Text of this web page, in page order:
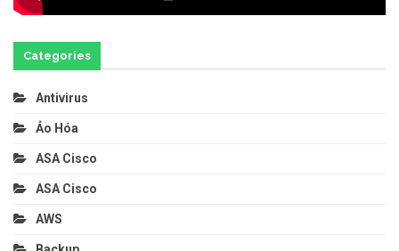
Categories
Antivirus
Ảo Hóa
ASA Cisco
ASA Cisco
AWS